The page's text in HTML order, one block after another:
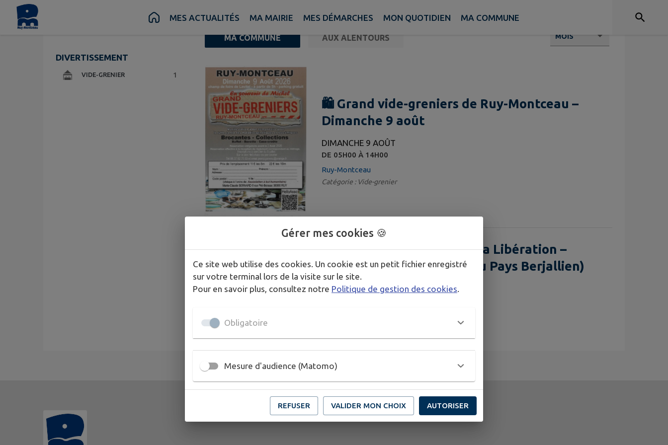
Contenu Pied de pageMES ACTUALITÉS MA MAIRIE MES DÉMARCHES MON QUOTIDIEN MA COMMUNE
DIVERTISSEMENT
VIDE-GRENIER 1
MA COMMUNE AUX ALENTOURS
🛍️ Grand vide-greniers de Ruy-Montceau –
Dimanche 9 août
DIMANCHE 9 AOÛT
DE 05H00 À 14H00
Ruy-Montceau
Catégorie : Vide-grenier
🇫🇷 Commémorations de la Libération –
Dimanche 23 août (Fête du Pays Berjallien)
DIMANCHE 23 AOÛT
Gérer mes cookies 🍪
Ce site web utilise des cookies. Un cookie est un petit fichier enregistré
sur votre terminal lors de la visite sur le site.
Pour en savoir plus, consultez notre Politique de gestion des cookies
Obligatoire
Mesure d'audience (Matomo)
REFUSER VALIDER MON CHOIX AUTORISER